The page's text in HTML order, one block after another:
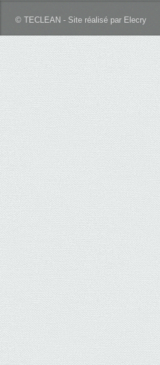
© TECLEAN - Site réalisé par Elecry